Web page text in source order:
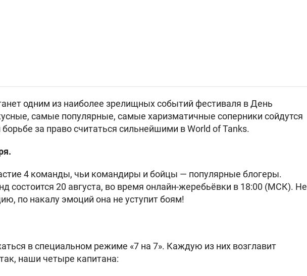
одним из наиболее зрелищных событий фестиваля в День
самые популярные, самые харизматичные соперники сойдутся
за право считаться сильнейшими в World of Tanks.
4 команды, чьи командиры и бойцы — популярные блогеры.
состоится 20 августа, во время онлайн-жеребьёвки в 18:00 (МСК). Не
по накалу эмоций она не уступит боям!
в специальном режиме «7 на 7». Каждую из них возглавит
наши четыре капитана: